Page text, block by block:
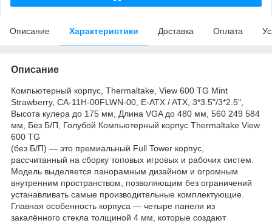
Описание Характеристики Доставка Оплата
Описание
Компьютерный корпус, Thermaltake, View 600 TG Mint
Strawberry, CA-11H-00FLWN-00, E-ATX / ATX, 3*3.5"/3*2.5",
Высота кулера до 175 мм, Длина VGA до 480 мм, 560 249 584
мм, Без Б/П, Голубой Компьютерный корпус Thermaltake View
600 TG
(без Б/П) — это премиальный Full Tower корпус,
рассчитанный на сборку топовых игровых и рабочих систем.
Модель выделяется панорамным дизайном и огромным
внутренним пространством, позволяющим без ограничений
устанавливать самые производительные комплектующие.
Главная особенность корпуса — четыре панели из
закалённого стекла толщиной 4 мм, которые создают